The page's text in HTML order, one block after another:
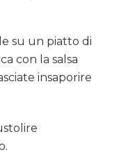
su un piatto di
con la salsa
insaporire